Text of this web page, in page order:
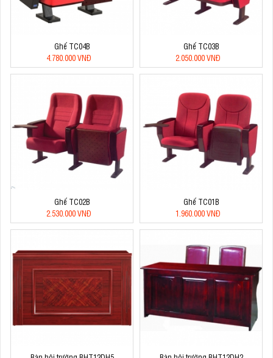
Ghế TC04B
4.780.000 VNĐ
Ghế TC03B
2.050.000 VNĐ
Ghế TC02B
2.530.000 VNĐ
Ghế TC01B
1.960.000 VNĐ